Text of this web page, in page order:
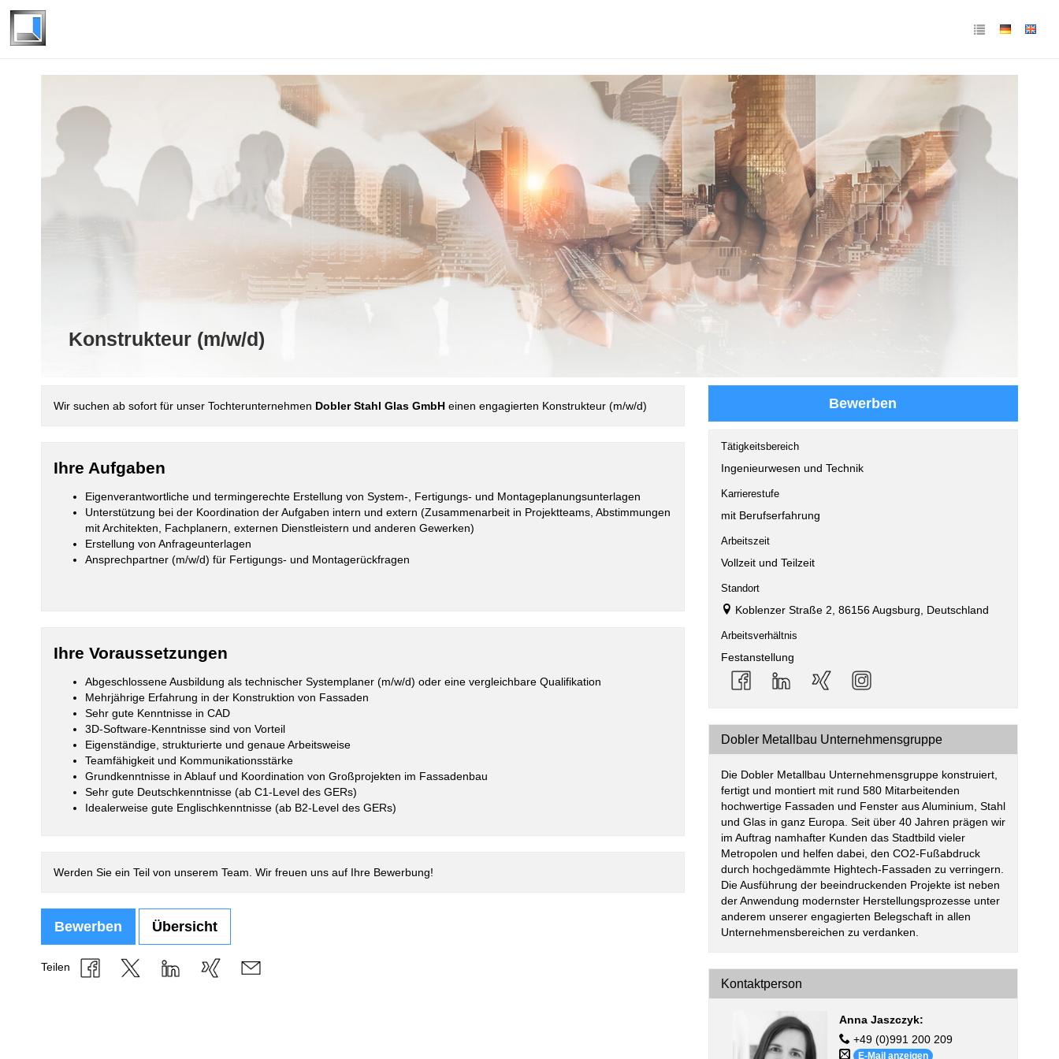
Konstrukteur (m/w/d)
Wir suchen ab sofort für unser Tochterunternehmen Dobler Stahl Glas GmbH einen engagierten Konstrukteur (m/w/d)
Ihre Aufgaben
Eigenverantwortliche und termingerechte Erstellung von System-, Fertigungs- und Montageplanungsunterlagen
Unterstützung bei der Koordination der Aufgaben intern und extern (Zusammenarbeit in Projektteams, Abstimmungen
mit Architekten, Fachplanern, externen Dienstleistern und anderen Gewerken)
Erstellung von Anfrageunterlagen
Ansprechpartner (m/w/d) für Fertigungs- und Montagerückfragen
Ihre Voraussetzungen
Abgeschlossene Ausbildung als technischer Systemplaner (m/w/d) oder eine vergleichbare Qualifikation
Mehrjährige Erfahrung in der Konstruktion von Fassaden
Sehr gute Kenntnisse in CAD
3D-Software-Kenntnisse sind von Vorteil
Eigenständige, strukturierte und genaue Arbeitsweise
Teamfähigkeit und Kommunikationsstärke
Grundkenntnisse in Ablauf und Koordination von Großprojekten im Fassadenbau
Sehr gute Deutschkenntnisse (ab C1-Level des GERs)
Idealerweise gute Englischkenntnisse (ab B2-Level des GERs)
Werden Sie ein Teil von unserem Team. Wir freuen uns auf Ihre Bewerbung!
Bewerben Übersicht
Teilen
Bewerben
Tätigkeitsbereich
Ingenieurwesen und Technik
Karrierestufe
mit Berufserfahrung
Arbeitszeit
Vollzeit und Teilzeit
Standort
Koblenzer Straße 2, 86156 Augsburg, Deutschland
Arbeitsverhältnis
Festanstellung
Dobler Metallbau Unternehmensgruppe
Die Dobler Metallbau Unternehmensgruppe konstruiert,
fertigt und montiert mit rund 580 Mitarbeitenden
hochwertige Fassaden und Fenster aus Aluminium, Stahl
und Glas in ganz Europa. Seit über 40 Jahren prägen wir
im Auftrag namhafter Kunden das Stadtbild vieler
Metropolen und helfen dabei, den CO2-Fußabdruck
durch hochgedämmte Hightech-Fassaden zu verringern.
Die Ausführung der beeindruckenden Projekte ist neben
der Anwendung modernster Herstellungsprozesse unter
anderem unserer engagierten Belegschaft in allen
Unternehmensbereichen zu verdanken.
Kontaktperson
Anna Jaszczyk:
+49 (0)991 200 209
E-Mail anzeigen